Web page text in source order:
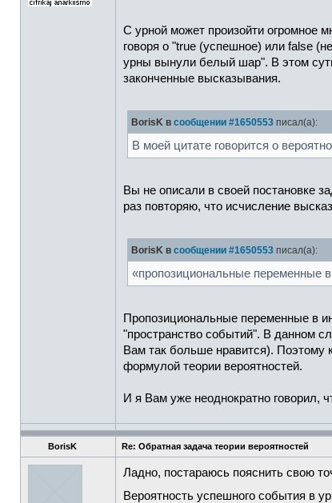
С урной может произойти огромное
говоря о "true (успешное) или false
урны вынули белый шар". В этом
законченные высказывания.
BorisK в сообщении #1650553 писал(а):
В моей цитате говорится о
Вы не описали в своей постановке
раз повторяю, что исчисление
BorisK в сообщении #1650553 писал(а):
«пропозициональные переменные
Пропозициональные переменные в
"пространство событий". В данном
Вам так больше нравится). Поэтому
формулой теории вероятностей.
И я Вам уже неоднократно говорил,
BorisK Re: Обратная задача теории вероятностей
Ладно, постараюсь пояснить свою
Вероятность успешного события в